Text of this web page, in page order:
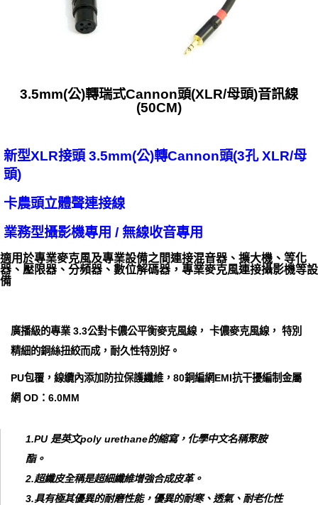
3.5mm(公)轉瑞式Cannon頭(XLR/母頭)音訊線
(50CM)
新型XLR接頭 3.5mm(公)轉Cannon頭(3孔 XLR/母
頭)
卡農頭立體聲連接線
業務型攝影機專用 / 無線收音專用
適用於專業麥克風及專業設備之間連接混音器、擴大機、等化
器、壓限器、分頻器、數位解碼器，專業麥克風連接攝影機等設
備
廣播級的專業 3.3公對卡儂公平衡麥克風線， 卡儂麥克風線， 特別
精細的銅絲扭絞而成，耐久性特別好。
PU包覆，線纜內添加防拉保護纖維，80銅編網EMI抗干擾編制金屬
網 OD：6.0MM
1.PU 是英文poly urethane的縮寫，化學中文名稱聚胺
酯。
2.超纖皮全稱是超細纖維增強合成皮革。
3.具有極其優異的耐磨性能，優異的耐寒、透氣、耐老化性